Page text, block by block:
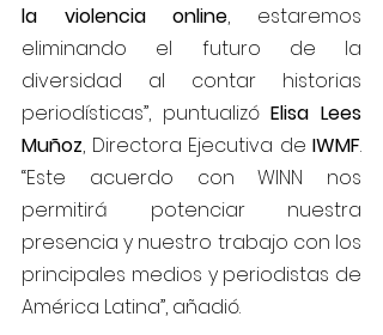
la violencia online, estaremos
eliminando el futuro de la
diversidad al contar historias
periodísticas”, puntualizó Elisa Lees
Muñoz, Directora Ejecutiva de IWMF.
“Este acuerdo con WINN nos
permitirá potenciar nuestra
presencia y nuestro trabajo con los
principales medios y periodistas de
América Latina”, añadió.